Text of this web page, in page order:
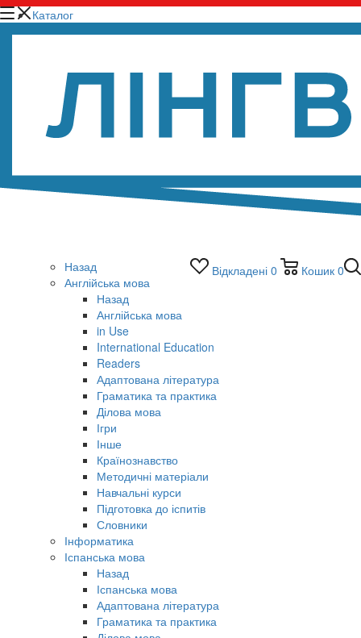
Відкладені 0 Кошик 0
Каталог
Назад
Англійська мова
Назад
Англійська мова
in Use
International Education
Readers
Адаптована література
Граматика та практика
Ділова мова
Ігри
Інше
Країнознавство
Методичні матеріали
Навчальні курси
Підготовка до іспитів
Словники
Інформатика
Іспанська мова
Назад
Іспанська мова
Адаптована література
Граматика та практика